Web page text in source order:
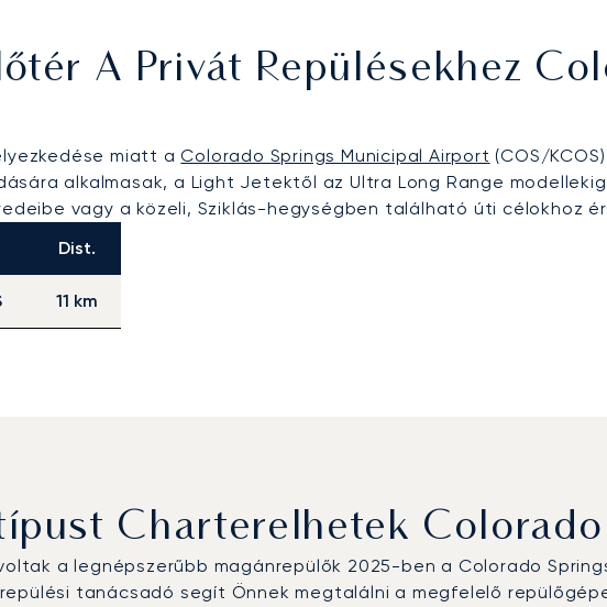
A Privát Repülésekhez
miatt aColorado Springs Municipal Airport (COS/
alkalmasak, a Light Jetektől az Ultra Long Range
vagy a közeli, Sziklás-hegységben található úti célokhoz
Dist.
11 km
Charterelhetek Colorado
a legnépszerűbb magánrepülők 2025-ben a Colorado
tanácsadó segít Önnek megtalálni a megfelelő